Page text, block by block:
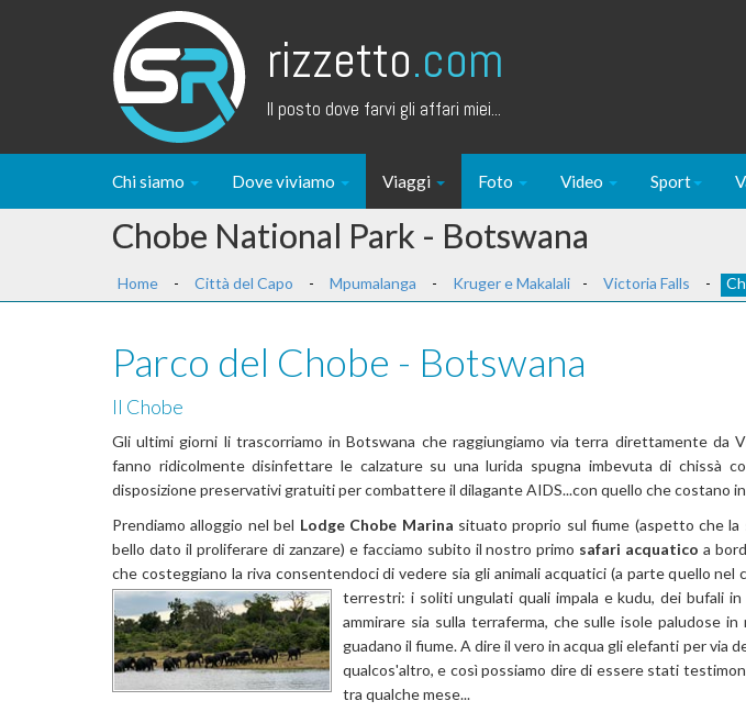
rizzetto.com
Il posto dove farvi gli affari miei...
Chi siamo Dove viviamo Viaggi Foto Video Sport
Chobe National Park - Botswana
Home - Città del Capo - Mpumalanga - Kruger e Makalali - Victoria Falls -
Parco del Chobe - Botswana
Il Chobe
Gli ultimi giorni li trascorriamo in Botswana che raggiungiamo via terra direttamente da
fanno ridicolmente disinfettare le calzature su una lurida spugna imbevuta di chissà
disposizione preservativi gratuiti per combattere il dilagante AIDS...con quello che costano
Prendiamo alloggio nel bel Lodge Chobe Marina situato proprio sul fiume (aspetto che la
bello dato il proliferare di zanzare) e facciamo subito il nostro primo safari acquatico a
che costeggiano la riva consentendoci di vedere sia gli animali acquatici (a parte quello
terrestri: i soliti ungulati quali impala e kudu, dei bufali
ammirare sia sulla terraferma, che sulle isole paludose
guadano il fiume. A dire il vero in acqua gli elefanti per via
qualcos'altro, e così possiamo dire di essere stati
tra qualche mese...